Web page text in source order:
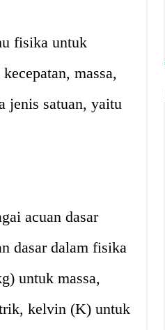
fisika untuk
massa,
jenis satuan, yaitu
acuan dasar
dasar dalam fisika
untuk massa,
kelvin (K) untuk